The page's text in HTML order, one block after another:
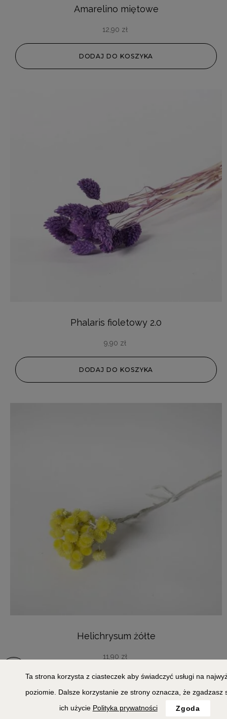
Amarelino miętowe
12,90 zł
DODAJ DO KOSZYKA
Phalaris fioletowy 2.0
9,90 zł
DODAJ DO KOSZYKA
Helichrysum żółte
11,90 zł
Ta strona korzysta z ciasteczek aby świadczyć usługi na
poziomie. Dalsze korzystanie ze strony oznacza, że zgadzasz
ich użycie Polityka prywatności Zgoda